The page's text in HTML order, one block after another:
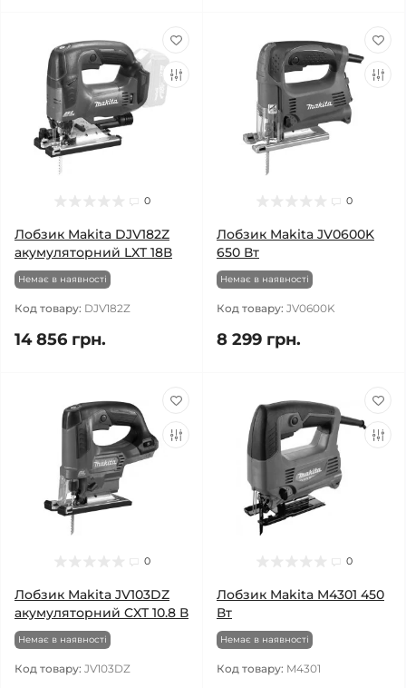
0
Лобзик Makita DJV182Z
акумуляторний LXT 18В
Немає в наявності
Код товару: DJV182Z
14 856 грн.
0
Лобзик Makita JV0600K
650 Вт
Немає в наявності
Код товару: JV0600K
8 299 грн.
0
Лобзик Makita JV103DZ
акумуляторний CXT 10.8 В
Немає в наявності
Код товару: JV103DZ
0
Лобзик Makita M4301 450
Вт
Немає в наявності
Код товару: M4301